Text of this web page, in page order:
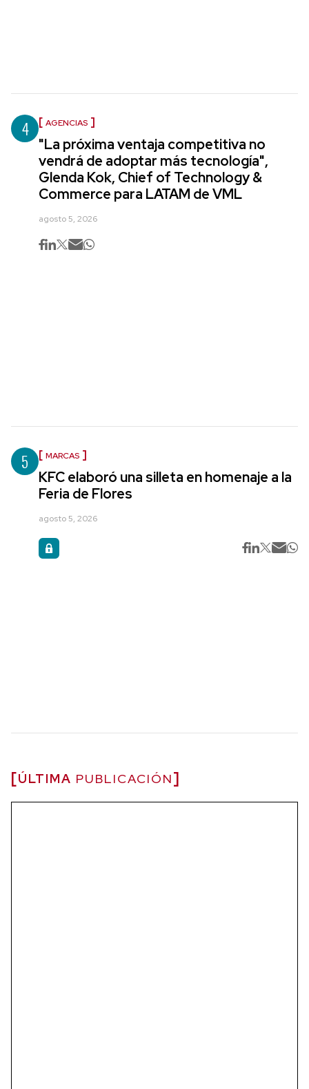
4 AGENCIAS
"La próxima ventaja competitiva no
vendrá de adoptar más tecnología",
Glenda Kok, Chief of Technology &
Commerce para LATAM de VML
agosto 5, 2026
5 MARCAS
KFC elaboró una silleta en homenaje a la
Feria de Flores
agosto 5, 2026
ÚLTIMA PUBLICACIÓN